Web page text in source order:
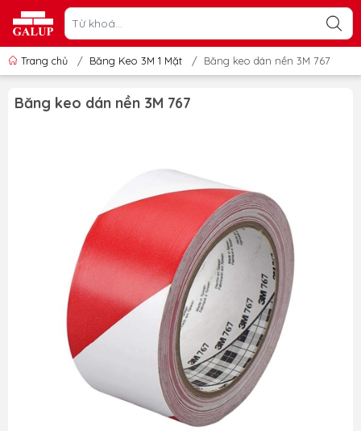
Trang chủ / Băng Keo 3M 1 Mặt / Băng keo dán nền 3M 767
Băng keo dán nền 3M 767